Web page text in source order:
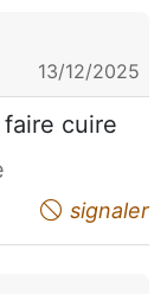
13/12/2025
cuire
signaler